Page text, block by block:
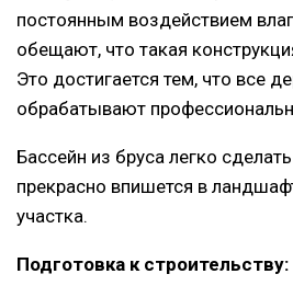
постоянным воздействием
обещают, что такая
Это достигается тем, что все
обрабатывают
Бассейн из бруса легко
прекрасно впишется в
участка.
Подготовка к строительству: